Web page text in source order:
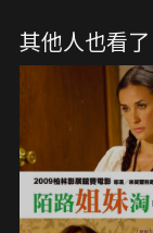
治、只會出一張
的次男雄二。當
時，花子的反擊
其他人也看了